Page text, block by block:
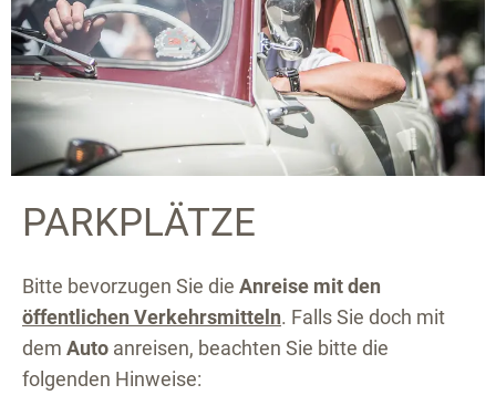
PARKPLÄTZE
Bitte bevorzugen Sie die Anreise mit den
öffentlichen Verkehrsmitteln. Falls Sie doch mit
dem Auto anreisen, beachten Sie bitte die
folgenden Hinweise: